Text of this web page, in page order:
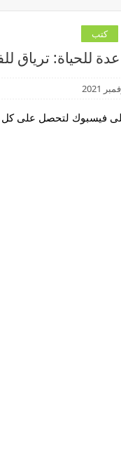
كتب
على فيسبوك لتحصل على كل